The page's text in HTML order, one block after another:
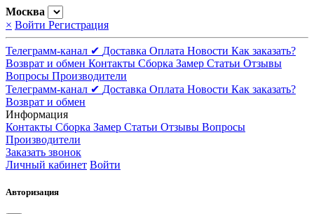
Москва
× Войти Регистрация
Телеграмм-канал ✔ Доставка Оплата Новости Как заказать?
Возврат и обмен Контакты Сборка Замер Статьи Отзывы
Вопросы Производители
Телеграмм-канал ✔ Доставка Оплата Новости Как заказать?
Возврат и обмен
Информация
Контакты Сборка Замер Статьи Отзывы Вопросы
Производители
Заказать звонок
Личный кабинет Войти
Авторизация